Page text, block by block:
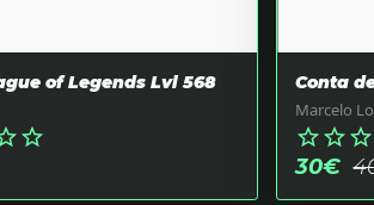
of Legends Lvl 568
star_border
Conta
Marcelo
star_borderstar_borderstar_border
30€